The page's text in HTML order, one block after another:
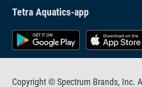
Tetra Aquatics-app
Copyright © Spectrum Brands, Inc.